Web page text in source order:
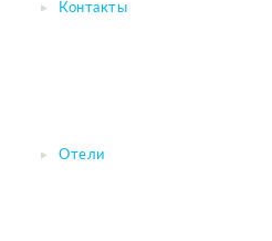
Контакты
Отели